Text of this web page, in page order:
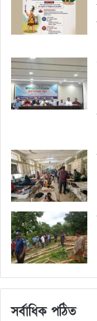
সর্বাধিক পঠিত